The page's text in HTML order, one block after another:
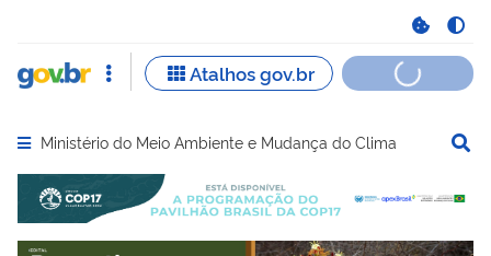
Abrir menu principal de navegação
Ministério do Meio Ambiente e Mudança do Clima
Serviços mais acessados do govbr Serviços